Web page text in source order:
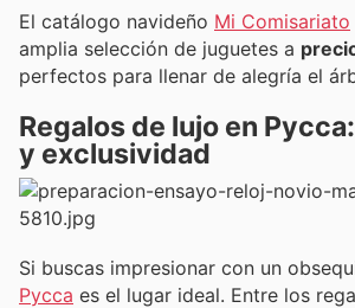
El catálogo navideño Mi Comisariato
amplia selección de juguetes a
perfectos para llenar de alegría el
Regalos de lujo en
y exclusividad
Si buscas impresionar con un
Pycca es el lugar ideal. Entre los